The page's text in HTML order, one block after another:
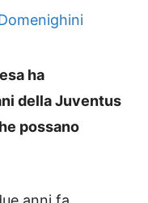
ha
della Juventus
possano